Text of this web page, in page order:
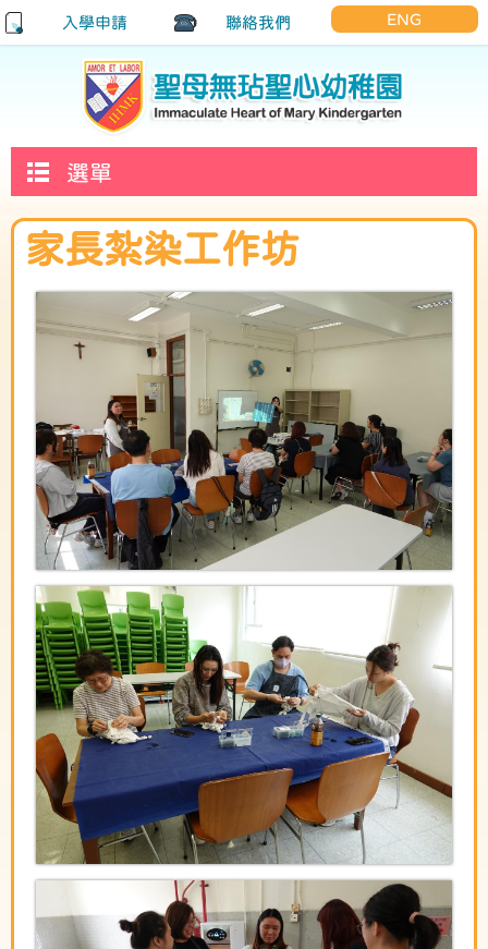
入學申請 聯絡我們 ENG
選單
家長紮染工作坊